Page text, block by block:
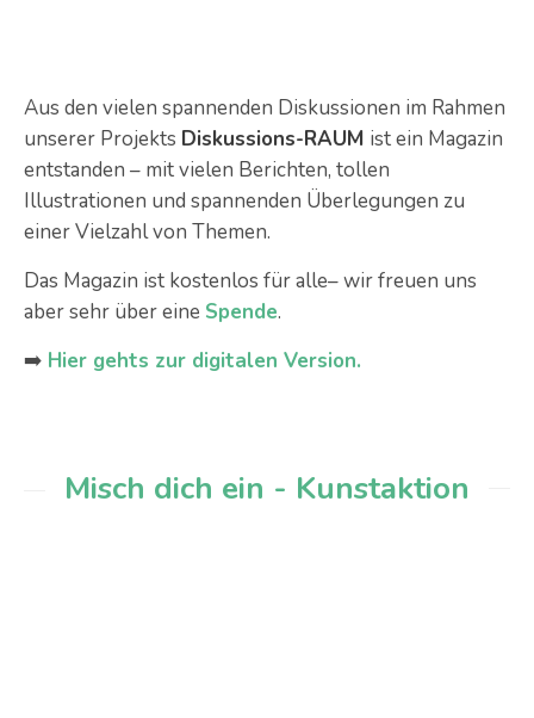
Aus den vielen spannenden Diskussionen im Rahmen
unserer Projekts Diskussions-RAUM ist ein Magazin
entstanden – mit vielen Berichten, tollen
Illustrationen und spannenden Überlegungen zu
einer Vielzahl von Themen.
Das Magazin ist kostenlos für alle– wir freuen uns
aber sehr über eine Spende.
➡️ Hier gehts zur digitalen Version.
Misch dich ein - Kunstaktion